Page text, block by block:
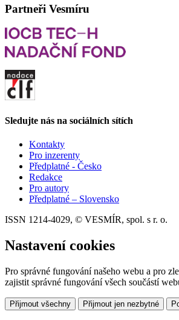
Partneři Vesmíru
Sledujte nás na sociálních sítích
Kontakty
Pro inzerenty
Předplatné - Česko
Redakce
Pro autory
Předplatné – Slovensko
ISSN 1214-4029, © VESMÍR, spol. s r. o.
Nastavení cookies
Pro správné fungování našeho webu a pro
zajistit správné fungování všech součástí
Přijmout všechny Přijmout jen nezbytné